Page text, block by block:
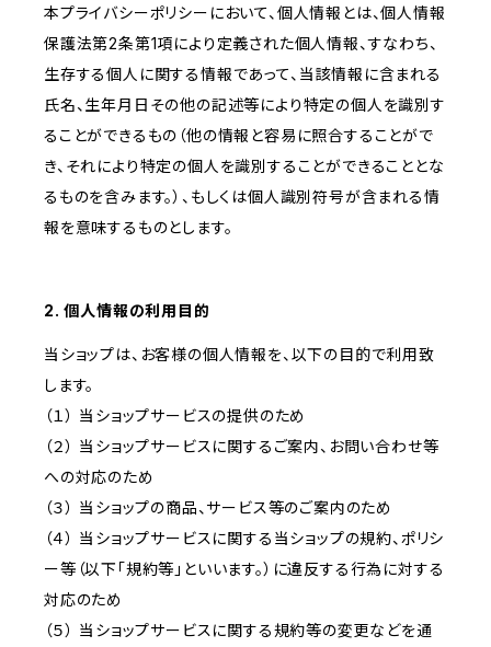
本プライバシーポリシーにおいて、個人情報とは、個人情報
保護法第2条第1項により定義された個人情報、すなわち、
生存する個人に関する情報であって、当該情報に含まれる
氏名、生年月日その他の記述等により特定の個人を識別す
ることができるもの（他の情報と容易に照合することがで
き、それにより特定の個人を識別することができることとな
るものを含みます。）、もしくは個人識別符号が含まれる情
報を意味するものとします。
2. 個人情報の利用目的
当ショップは、お客様の個人情報を、以下の目的で利用致
します。
（１） 当ショップサービスの提供のため
（２） 当ショップサービスに関するご案内、お問い合わせ等
への対応のため
（３） 当ショップの商品、サービス等のご案内のため
（４） 当ショップサービスに関する当ショップの規約、ポリシ
ー等（以下「規約等」といいます。）に違反する行為に対する
対応のため
（５） 当ショップサービスに関する規約等の変更などを通